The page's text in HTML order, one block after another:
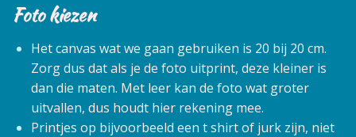
Foto kiezen
Het canvas wat we gaan gebruiken is 20 bij 20 cm.
Zorg dus dat als je de foto uitprint, deze kleiner is
dan die maten. Met leer kan de foto wat groter
uitvallen, dus houdt hier rekening mee.
Printjes op bijvoorbeeld een t shirt of jurk zijn, niet